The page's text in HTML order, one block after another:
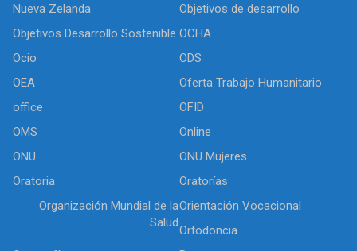
Nueva Zelanda
Objetivos de desarrollo
Objetivos Desarrollo Sostenible OCHA
Ocio
ODS
OEA
Oferta Trabajo Humanitario
office
OFID
OMS
Online
ONU
ONU Mujeres
Oratoria
Oratorías
Organización Mundial de la
Salud
Orientación Vocacional
Ortodoncia